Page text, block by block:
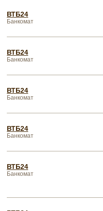
ВТБ24
Банкомат
ВТБ24
Банкомат
ВТБ24
Банкомат
ВТБ24
Банкомат
ВТБ24
Банкомат